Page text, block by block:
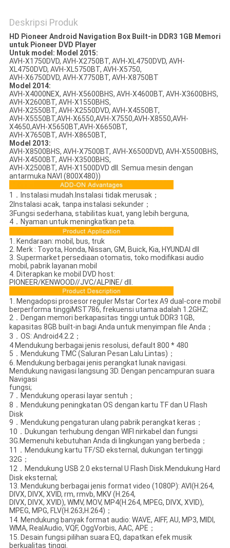
Deskripsi Produk
HD Pioneer Android Navigation Box Built-in DDR3 1GB Memori
untuk Pioneer DVD Player
Untuk model: Model 2015:
AVH-X1750DVD, AVH-X2750BT, AVH-XL4750DVD, AVH-
XL4750DVD, AVH-XL5750BT, AVH-X5750,
AVH-X6750DVD, AVH-X7750BT, AVH-X8750BT
Model 2014:
AVH-X4000NEX, AVH-X5600BHS, AVH-X4600BT, AVH-X3600BHS,
AVH-X2600BT, AVH-X1550BHS,
AVH-X2550BT, AVH-X2550DVD, AVH-X4550BT,
AVH-X5550BT,AVH-X6550,AVH-X7550,AVH-X8550,AVH-
X4650,AVH-X5650BT,AVH-X6650BT,
AVH-X7650BT, AVH-X8650BT,
Model 2013:
AVH-X8500BHS, AVH-X7500BT, AVH-X6500DVD, AVH-X5500BHS,
AVH-X4500BT, AVH-X3500BHS,
AVH-X2500BT, AVH-X1500DVD dll. Semua mesin dengan
antarmuka NAVI (800X480))
1．Instalasi mudah.Instalasi tidak merusak；
2Instalasi acak, tanpa instalasi sekunder；
3Fungsi sederhana, stabilitas kuat, yang lebih berguna,
4．Nyaman untuk meningkatkan peta.
1. Kendaraan: mobil, bus, truk
2. Merk : Toyota, Honda, Nissan, GM, Buick, Kia, HYUNDAI dll
3. Supermarket persediaan otomatis, toko modifikasi audio
mobil, pabrik layanan mobil
4. Diterapkan ke mobil DVD host:
PIONEER/KENWOOD//JVC/ALPINE/ dll.
1. Mengadopsi prosesor reguler Mstar Cortex A9 dual-core mobil
berperforma tinggiMST786, frekuensi utama adalah 1.2GHZ;
2．Dengan memori berkapasitas tinggi untuk DDR3 1GB,
kapasitas 8GB built-in bagi Anda untuk menyimpan file Anda；
3．OS: Android4.2.2；
4 Mendukung berbagai jenis resolusi, default 800 * 480
5．Mendukung TMC (Saluran Pesan Lalu Lintas)；
6. Mendukung berbagai jenis perangkat lunak navigasi.
Mendukung navigasi langsung 3D. Dengan pencampuran suara
Navigasi
fungsi;
7．Mendukung operasi layar sentuh；
8．Mendukung peningkatan OS dengan kartu TF dan U Flash
Disk
9．Mendukung pengaturan ulang pabrik perangkat keras；
10．Dukungan terhubung dengan WIFI nirkabel dan fungsi
3G.Memenuhi kebutuhan Anda di lingkungan yang berbeda；
11．Mendukung kartu TF/SD eksternal, dukungan tertinggi
32G；
12．Mendukung USB 2.0 eksternal U Flash Disk.Mendukung Hard
Disk eksternal;
13. Mendukung berbagai jenis format video (1080P): AVI(H.264,
DIVX, DIVX, XVID, rm, rmvb, MKV (H.264,
DIVX, DIVX, XVID), WMV, MOV, MP4(H.264, MPEG, DIVX, XVID),
MPEG, MPG, FLV(H.263,H.264)；
14. Mendukung banyak format audio: WAVE, AIFF, AU, MP3, MIDI,
WMA, RealAudio, VQF, OggVorbis, AAC, APE；
15. Desain fungsi pilihan suara EQ, dapatkan efek musik
berkualitas tinggi.